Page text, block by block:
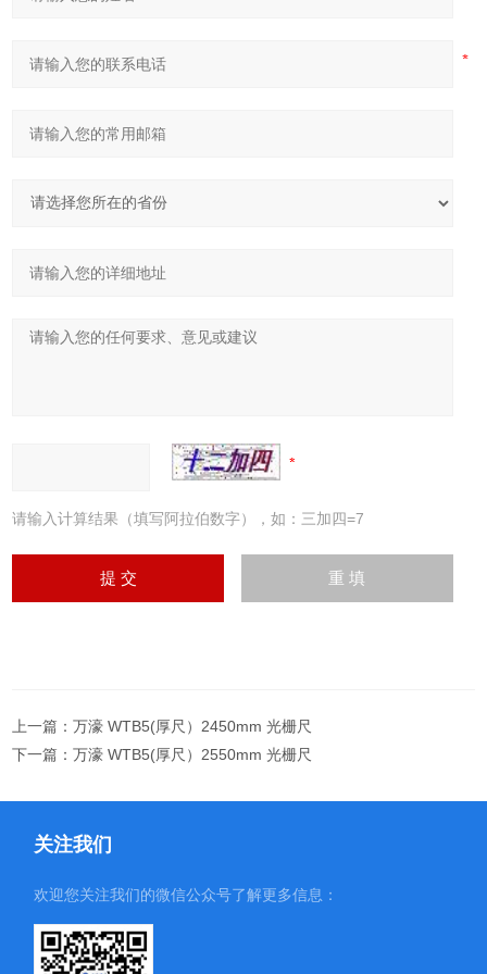
请输入计算结果（填写阿拉伯数字），如：三加四=7
上一篇：万濠 WTB5(厚尺）2450mm 光栅尺
下一篇：万濠 WTB5(厚尺）2550mm 光栅尺
关注我们
欢迎您关注我们的微信公众号了解更多信息：